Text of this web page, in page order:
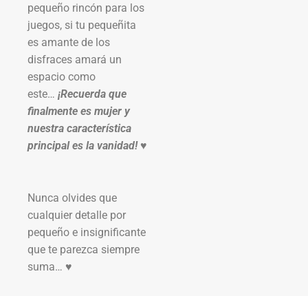
pequeño rincón para los
juegos, si tu pequeñita
es amante de los
disfraces amará un
espacio como
este… ¡Recuerda que
finalmente es mujer y
nuestra característica
principal es la vanidad!♥
Nunca olvides que
cualquier detalle por
pequeño e insignificante
que te parezca siempre
suma… ♥